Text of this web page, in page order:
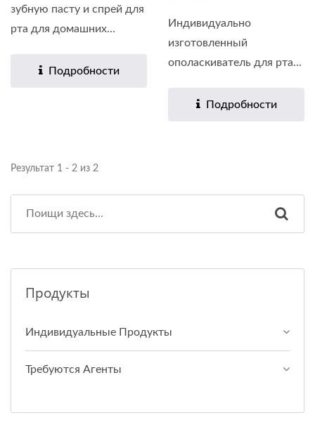
зубную пасту и спрей для
рта для домашних...
Подробности
Индивидуально
изготовленный
ополаскиватель для рта...
Подробности
Результат 1 - 2 из 2
Продукты
Индивидуальные Продукты
Требуются Агенты